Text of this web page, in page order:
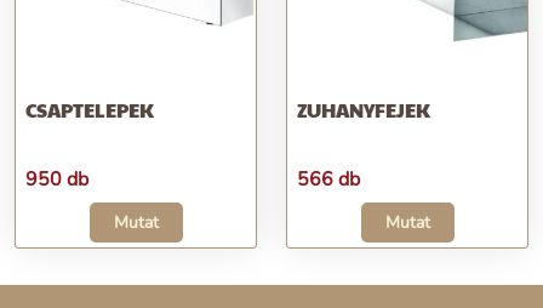
CSAPTELEPEK
950 db
Mutat
ZUHANYFEJEK
566 db
Mutat